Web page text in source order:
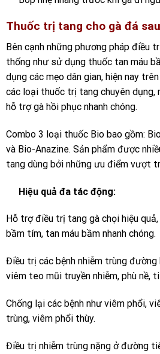
Thuốc trị tang cho gà đá
Bên cạnh những phương pháp điều
thống như sử dụng thuốc tan máu
dụng các mẹo dân gian, hiện nay
các loại thuốc trị tang chuyên dụng,
hỗ trợ gà hồi phục nhanh chóng.
Combo 3 loại thuốc Bio bao gồm:
và Bio-Anazine. Sản phẩm được
tang dùng bởi những ưu điểm vượt
Hiệu quả đa tác động:
Hỗ trợ điều trị tang gà chọi hiệu
bầm tím, tan máu bầm nhanh chóng.
Điều trị các bệnh nhiễm trùng
viêm teo mũi truyền nhiễm, phù nề,
Chống lại các bệnh như viêm phổi,
trùng, viêm phổi thùy.
Điều trị nhiễm trùng nặng ở đường